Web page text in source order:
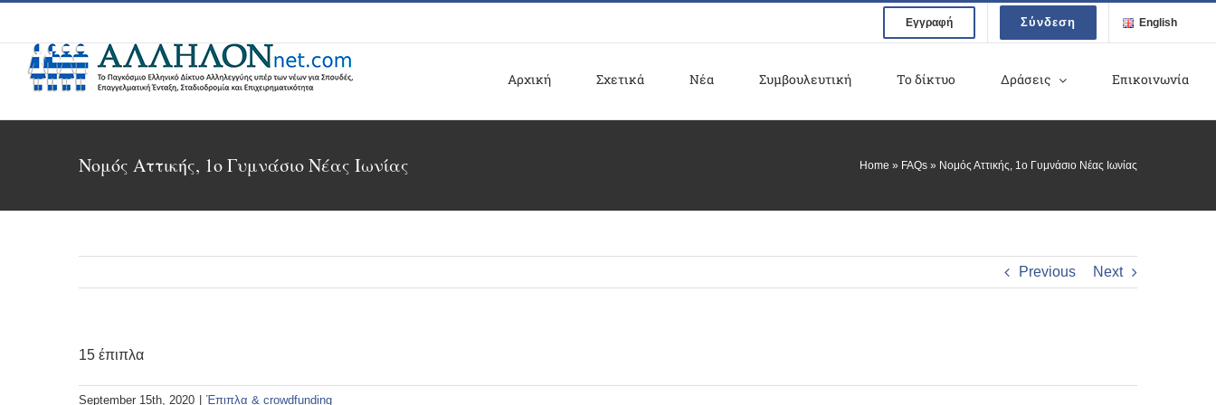
content
Εγγραφή Σύνδεση English
Αρχική Σχετικά Νέα Συμβουλευτική Το δίκτυο Δράσεις Επικοινωνία
Νομός Αττικής, 1ο Γυμνάσιο Νέας Ιωνίας Home » FAQs » Νομός Αττικής, 1ο Γυμνάσιο Νέας Ιωνίας
Previous Next
15 έπιπλα
September 15th, 2020 Έπιπλα & crowdfunding